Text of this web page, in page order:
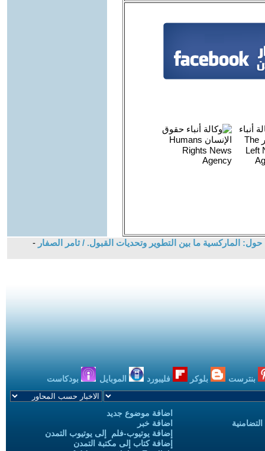
الماركسية ما بين التطوير وتحديات القبول. / ثامر الصفار -
بنترست بلوكر فليبورد الموبايل بودكاست
اضافة موضوع جديد
اضافة خبر
إضافة يوتيوب-فلم إلى يوتيوب التمدن
إضافة كتاب إلى مكتبة التمدن